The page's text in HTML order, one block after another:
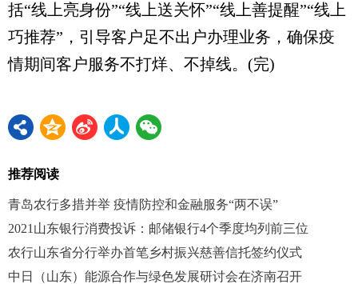
括“线上亮身份”“线上送关怀”“线上善提醒”“线上
巧推荐”，引导客户足不出户办理业务，确保疫
情期间客户服务不打烊、不掉线。(完)
推荐阅读
青岛农行多措并举 疫情防控和金融服务“两不误”
2021山东银行消费投诉：邮储银行4个季度均列前三位
农行山东省分行举办首笔乡村振兴慈善信托签约仪式
中日（山东）能源合作与绿色发展研讨会在济南召开